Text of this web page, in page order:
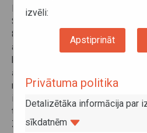
Informējam, ka saskaņā 2021.
SFS 2021:1302 3.f paragrāfu,
8. panta noteikumi par
arī uz
kombinēto pārvadājumu
kurus veic pa autoceļiem
ārvalstu transporta
noteikumus par
ierobežojumi, kas attiecas uz
tagad attieksies uz visiem
Zviedrijā veic ārvalstu pārvadātāji.
izvēli:
Apstiprināt
Privātuma politika
Detalizētāka informācija par
sīkdatnēm